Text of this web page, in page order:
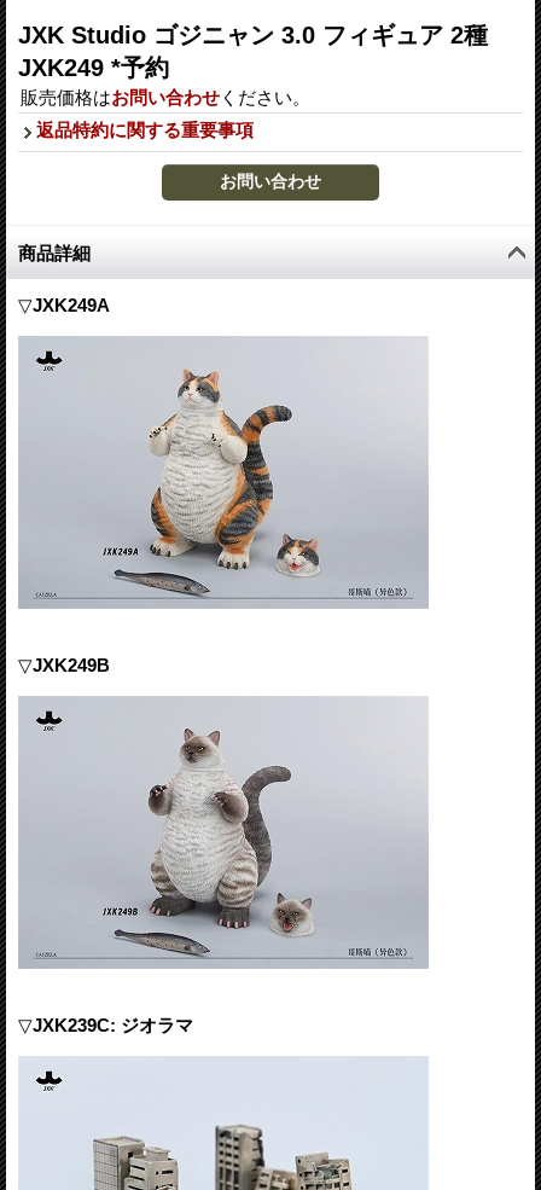
JXK Studio ゴジニャン 3.0 フィギュア 2種
JXK249 *予約
販売価格はお問い合わせ ください。
返品特約に関する重要事項
商品詳細
▽JXK249A
▽JXK249B
▽JXK239C: ジオラマ